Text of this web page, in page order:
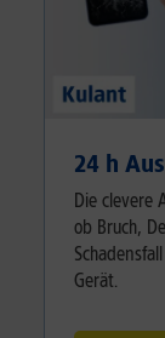
24 h
Die clevere
ob Bruch,
Gerät.